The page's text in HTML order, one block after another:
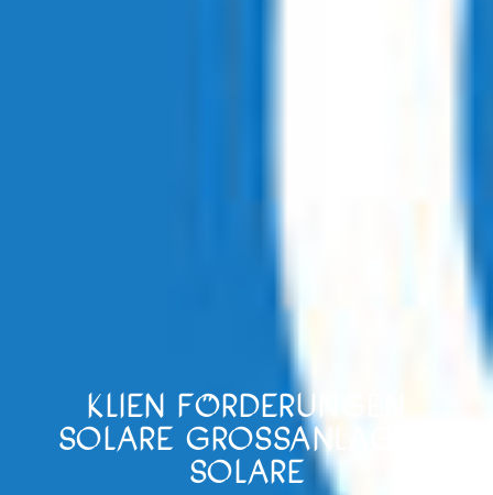
KLIEN FÖRDERUNGEN
SOLARE GROSSANLAGEN S
OLARE